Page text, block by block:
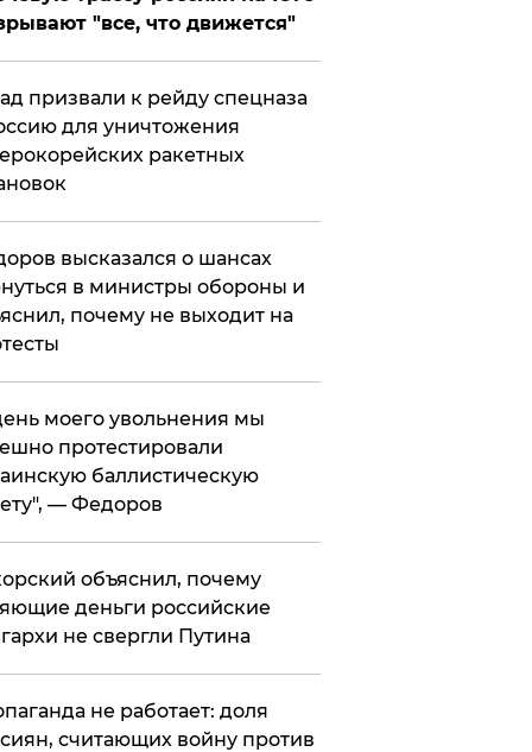
"все, что движется"
призвали к рейду спецназа
для уничтожения
ракетных
высказался о шансах
в министры обороны и
почему не выходит на
моего увольнения мы
протестировали
баллистическую
— Федоров
объяснил, почему
деньги российские
не свергли Путина
не работает: доля
считающих войну против